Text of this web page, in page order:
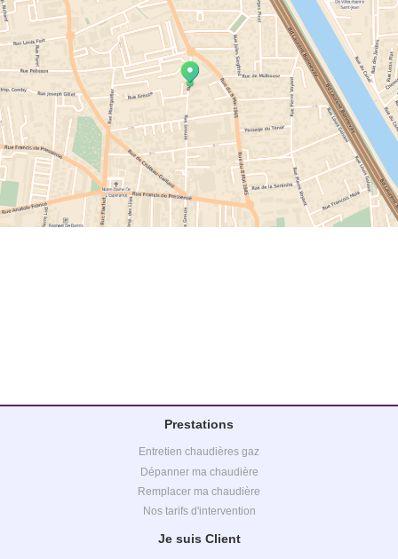
Prestations
Entretien chaudières gaz
Dépanner ma chaudière
Remplacer ma chaudière
Nos tarifs d'intervention
Je suis Client